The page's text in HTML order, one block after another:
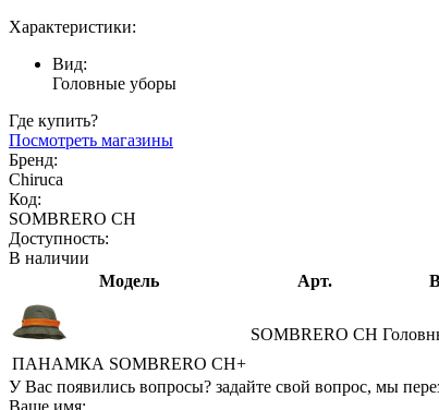
Характеристики:
Вид:
Головные уборы
Где купить?
Посмотреть магазины
Бренд:
Chiruca
Код:
SOMBRERO CH
Доступность:
В наличии
Модель
Арт.
ПАНАМКА SOMBRERO CH+
SOMBRERO CH
У Вас появились вопросы? задайте свой вопрос, мы
Ваше имя: